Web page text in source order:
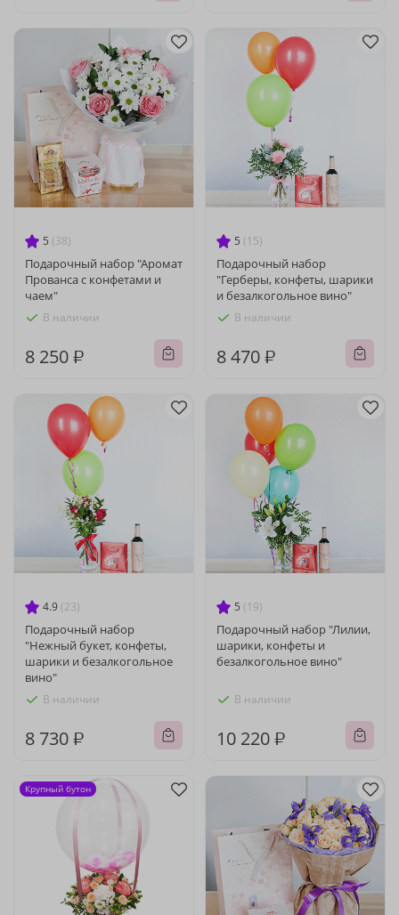
5 (38)
Подарочный набор "Аромат
Прованса с конфетами и
чаем"
В наличии
8 250 ₽
5 (15)
Подарочный набор
"Герберы, конфеты, шарики
и безалкогольное вино"
В наличии
8 470 ₽
4.9 (23)
Подарочный набор
"Нежный букет, конфеты,
шарики и безалкогольное
вино"
В наличии
8 730 ₽
5 (19)
Подарочный набор "Лилии,
шарики, конфеты и
безалкогольное вино"
В наличии
10 220 ₽
Крупный бутон